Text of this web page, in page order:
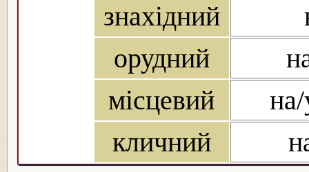
знахідний
орудний
місцевий
на/
кличний